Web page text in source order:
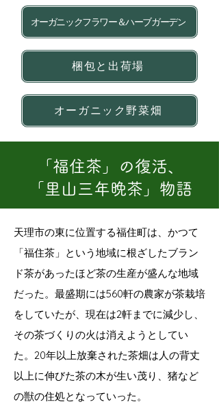
オーガニックフラワー＆ハーブガーデン
梱包と出荷場
オーガニック野菜畑
「福住茶」の復活、
「里山三年晩茶」物語
天理市の東に位置する福住町は、かつて
「福住茶」という地域に根ざしたブラン
ド茶があったほど茶の生産が盛んな地域
だった。最盛期には560軒の農家が茶栽培
をしていたが、現在は2軒までに減少し、
その茶づくりの火は消えようとしてい
た。20年以上放棄された茶畑は人の背丈
以上に伸びた茶の木が生い茂り、猪など
の獣の住処となっていった。